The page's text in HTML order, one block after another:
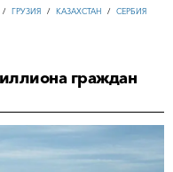
/ ГРУЗИЯ / КАЗАХСТАН / СЕРБИЯ
граждан